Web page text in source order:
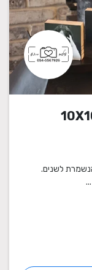
לשנים.